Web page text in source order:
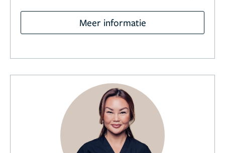
Meer informatie